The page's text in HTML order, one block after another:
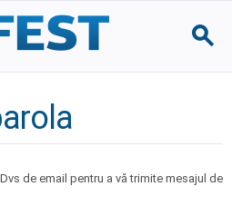
de email pentru a vă trimite mesajul de